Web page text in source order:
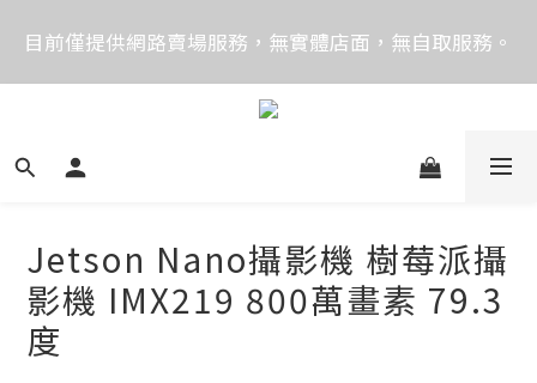
價格均含稅，下單享優惠！歡迎大量採購，由專人提供
專案報價。
目前僅提供網路賣場服務，無實體店面，無自取服務。
目前電話系統異常，暫時無法正常接聽來電，請改播
Jetson Nano攝影機 樹莓派攝
影機 IMX219 800萬畫素 79.3
度